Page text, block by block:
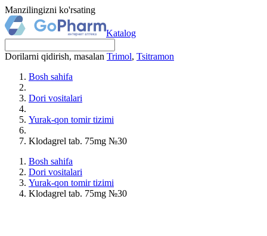
Manzilingizni ko'rsating
Katalog
Dorilarni qidirish, masalan Trimol, Tsitramon
Bosh sahifa
Dori vositalari
Yurak-qon tomir tizimi
Klodagrel tab. 75mg №30
Bosh sahifa
Dori vositalari
Yurak-qon tomir tizimi
Klodagrel tab. 75mg №30